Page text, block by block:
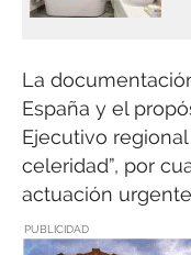
La
España y el
Ejecutivo
celeridad”, por
actuación
PUBLICIDAD